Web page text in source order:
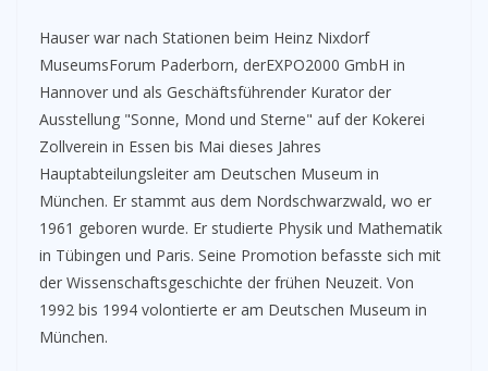
Hauser war nach Stationen beim Heinz Nixdorf
MuseumsForum Paderborn, derEXPO2000 GmbH in
Hannover und als Geschäftsführender Kurator der
Ausstellung "Sonne, Mond und Sterne" auf der Kokerei
Zollverein in Essen bis Mai dieses Jahres
Hauptabteilungsleiter am Deutschen Museum in
München. Er stammt aus dem Nordschwarzwald, wo er
1961 geboren wurde. Er studierte Physik und Mathematik
in Tübingen und Paris. Seine Promotion befasste sich mit
der Wissenschaftsgeschichte der frühen Neuzeit. Von
1992 bis 1994 volontierte er am Deutschen Museum in
München.